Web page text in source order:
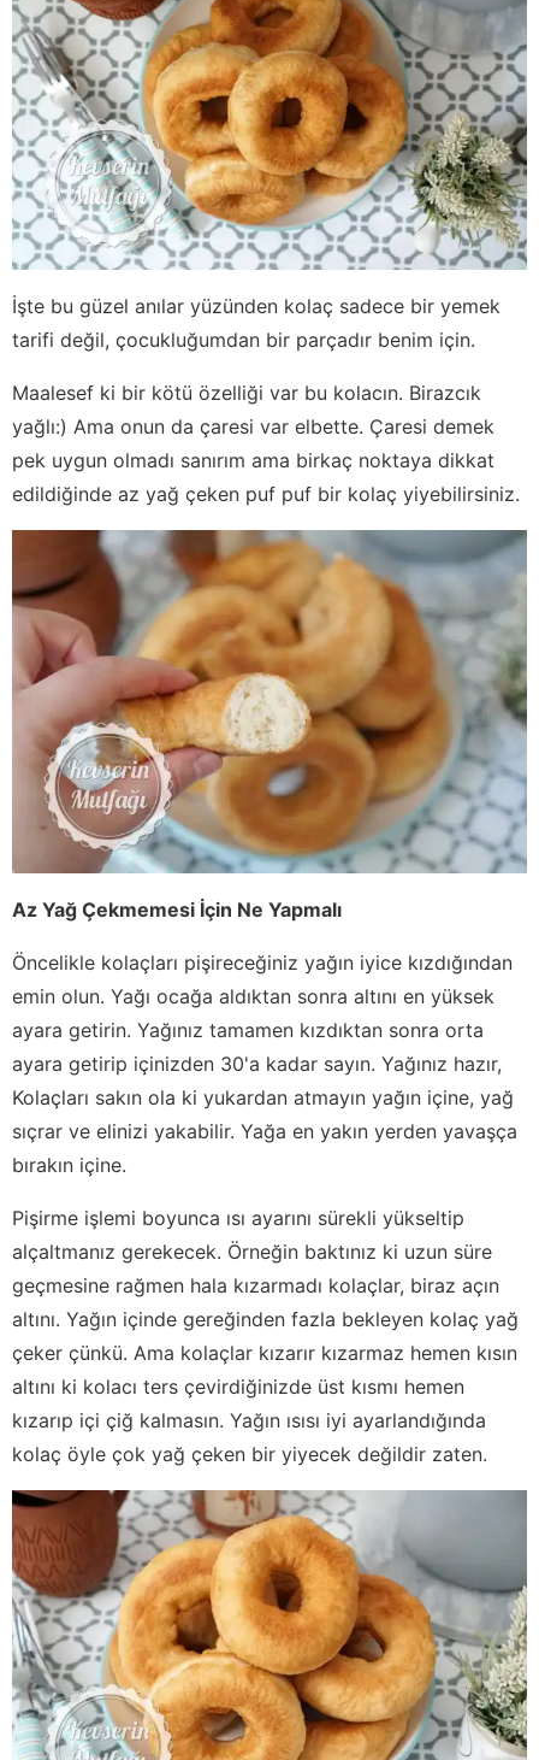
İşte bu güzel anılar yüzünden kolaç sadece bir yemek
tarifi değil, çocukluğumdan bir parçadır benim için.
Maalesef ki bir kötü özelliği var bu kolacın. Birazcık
yağlı:) Ama onun da çaresi var elbette. Çaresi demek
pek uygun olmadı sanırım ama birkaç noktaya dikkat
edildiğinde az yağ çeken puf puf bir kolaç yiyebilirsiniz.
Az Yağ Çekmemesi İçin Ne Yapmalı
Öncelikle kolaçları pişireceğiniz yağın iyice kızdığından
emin olun. Yağı ocağa aldıktan sonra altını en yüksek
ayara getirin. Yağınız tamamen kızdıktan sonra orta
ayara getirip içinizden 30'a kadar sayın. Yağınız hazır,
Kolaçları sakın ola ki yukardan atmayın yağın içine, yağ
sıçrar ve elinizi yakabilir. Yağa en yakın yerden yavaşça
bırakın içine.
Pişirme işlemi boyunca ısı ayarını sürekli yükseltip
alçaltmanız gerekecek. Örneğin baktınız ki uzun süre
geçmesine rağmen hala kızarmadı kolaçlar, biraz açın
altını. Yağın içinde gereğinden fazla bekleyen kolaç yağ
çeker çünkü. Ama kolaçlar kızarır kızarmaz hemen kısın
altını ki kolacı ters çevirdiğinizde üst kısmı hemen
kızarıp içi çiğ kalmasın. Yağın ısısı iyi ayarlandığında
kolaç öyle çok yağ çeken bir yiyecek değildir zaten.